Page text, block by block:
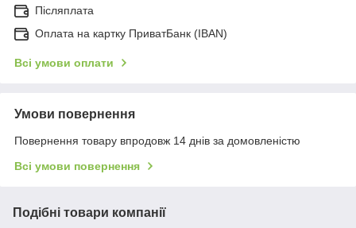
Післяплата
Оплата на картку ПриватБанк (IBAN)
Всі умови оплати
Умови повернення
Повернення товару впродовж 14 днів за домовленістю
Всі умови повернення
Подібні товари компанії